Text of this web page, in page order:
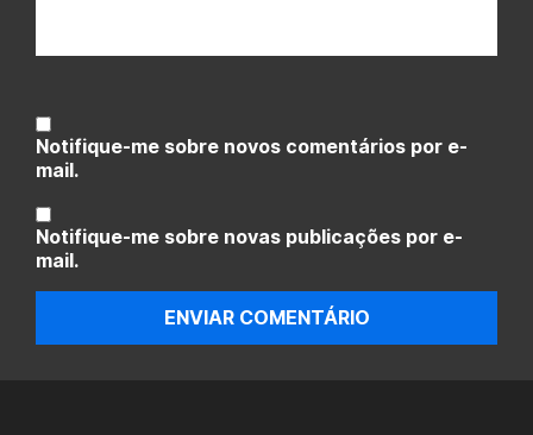
Notifique-me sobre novos comentários por e-
mail.
Notifique-me sobre novas publicações por e-
mail.
ENVIAR COMENTÁRIO